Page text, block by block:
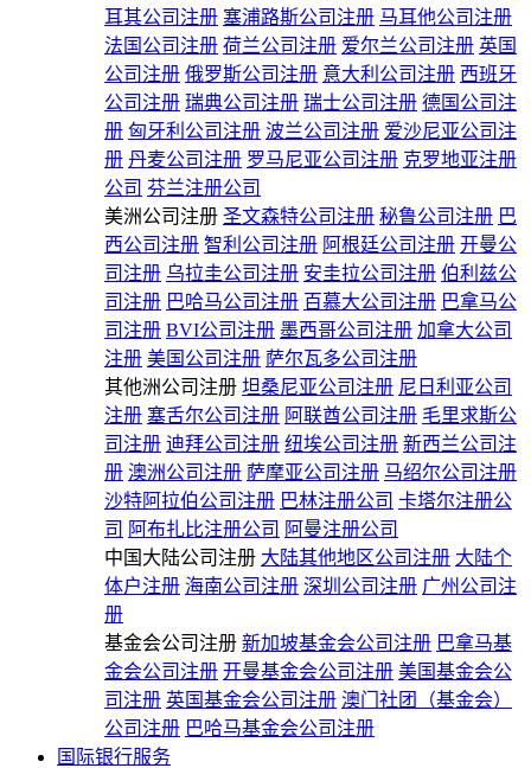
耳其公司注册 塞浦路斯公司注册 马耳他公司注册
法国公司注册 荷兰公司注册 爱尔兰公司注册 英国
公司注册 俄罗斯公司注册 意大利公司注册 西班牙
公司注册 瑞典公司注册 瑞士公司注册 德国公司注
册 匈牙利公司注册 波兰公司注册 爱沙尼亚公司注
册 丹麦公司注册 罗马尼亚公司注册 克罗地亚注册
公司 芬兰注册公司
美洲公司注册 圣文森特公司注册 秘鲁公司注册 巴
西公司注册 智利公司注册 阿根廷公司注册 开曼公
司注册 乌拉圭公司注册 安圭拉公司注册 伯利兹公
司注册 巴哈马公司注册 百慕大公司注册 巴拿马公
司注册 BVI公司注册 墨西哥公司注册 加拿大公司
注册 美国公司注册 萨尔瓦多公司注册
其他洲公司注册 坦桑尼亚公司注册 尼日利亚公司
注册 塞舌尔公司注册 阿联酋公司注册 毛里求斯公
司注册 迪拜公司注册 纽埃公司注册 新西兰公司注
册 澳洲公司注册 萨摩亚公司注册 马绍尔公司注册
沙特阿拉伯公司注册 巴林注册公司 卡塔尔注册公
司 阿布扎比注册公司 阿曼注册公司
中国大陆公司注册 大陆其他地区公司注册 大陆个
体户注册 海南公司注册 深圳公司注册 广州公司注
册
基金会公司注册 新加坡基金会公司注册 巴拿马基
金会公司注册 开曼基金会公司注册 美国基金会公
司注册 英国基金会公司注册 澳门社团（基金会）
公司注册 巴哈马基金会公司注册
国际银行服务